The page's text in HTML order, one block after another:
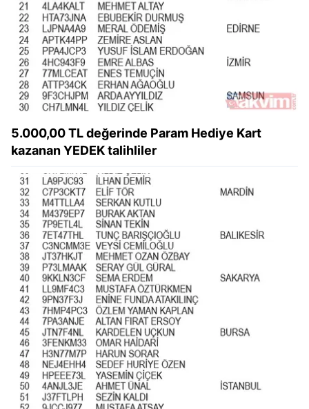
verileriniz işlenmekte olup gerekli olan çerezler bilgi
toplumu hizmetlerinin sunulması amacıyla
kullanılmaktadır. Diğer çerezler, sitemizin daha işlevsel
kılınması ve kişiselleştirilmesi ve sizlere yönelik
reklam/pazarlama faaliyetlerinin yapılması, amaçlarıyla
sınırlı olarak açık rızanız dahilinde kullanılacaktır.
vasıtasıyla belirleyebilirsiniz. Çerezlere ilişkin detaylı bilgi
için Ayarlar butonuna tıklayabilir,
Metnimiziziyaret edebilirsiniz.
6698 sayılı Kişisel Verilerin Korunması Kanunu uyarınca
hazırlanmış Aydınlatma Metnimizi okumak ve sitemizde
ilgili mevzuata uygun olarak kullanılan çerezlerle ilgili bilgi
almak için lütfen
tıklayınız.
5.000,00 TL değerinde Param Hediye Kart
kazanan YEDEK talihliler